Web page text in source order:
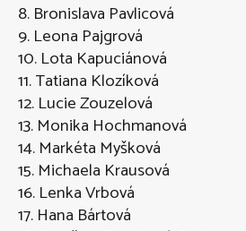
8. Bronislava Pavlicová
9. Leona Pajgrová
10. Lota Kapuciánová
11. Tatiana Klozíková
12. Lucie Zouzelová
13. Monika Hochmanová
14. Markéta Myšková
15. Michaela Krausová
16. Lenka Vrbová
17. Hana Bártová